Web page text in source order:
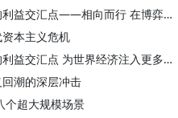
陈文玲：努力扩大中美经贸合作的利益交汇点——相向而行 在博弈中实现共生
本主义危机
陈文玲：努力扩大中美经贸合作的利益交汇点 为世界经济注入更多的确定性与稳定性
潮的深层冲击
个超大规模场景